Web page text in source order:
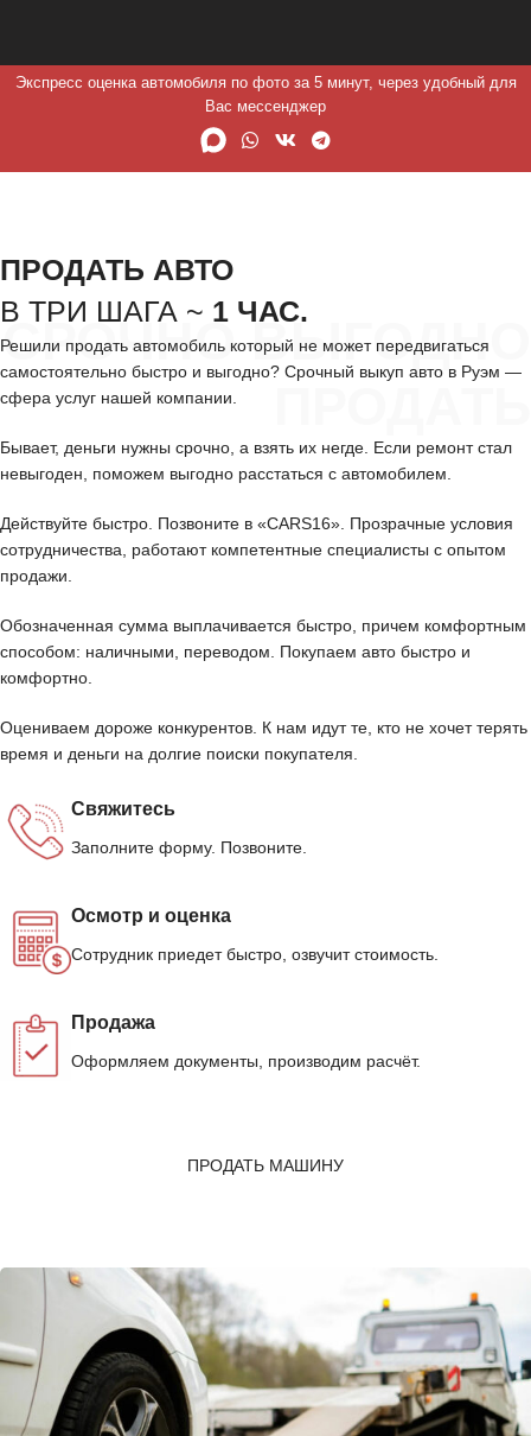
Экспресс оценка автомобиля по фото за 5 минут, через удобный для
Вас мессенджер
СРОЧНО ВЫГОДНО
ПРОДАТЬ АВТО
В ТРИ ШАГА ~ 1 ЧАС.
Решили продать автомобиль который не может передвигаться
самостоятельно быстро и выгодно? Срочный выкуп авто в Руэм —
сфера услуг нашей компании.
Бывает, деньги нужны срочно, а взять их негде. Если ремонт стал
невыгоден, поможем выгодно расстаться с автомобилем.
Действуйте быстро. Позвоните в «CARS16». Прозрачные условия
сотрудничества, работают компетентные специалисты с опытом
продажи.
Обозначенная сумма выплачивается быстро, причем комфортным
способом: наличными, переводом. Покупаем авто быстро и
комфортно.
Оцениваем дороже конкурентов. К нам идут те, кто не хочет терять
время и деньги на долгие поиски покупателя.
Свяжитесь
Заполните форму. Позвоните.
Осмотр и оценка
Сотрудник приедет быстро, озвучит стоимость.
Продажа
Оформляем документы, производим расчёт.
ПРОДАТЬ МАШИНУ